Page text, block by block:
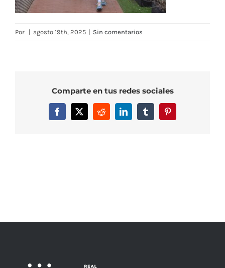
Por | agosto 19th, 2025 | Sin comentarios
Comparte en tus redes sociales
Facebook
X RedditLinkedInTumblrPinterest